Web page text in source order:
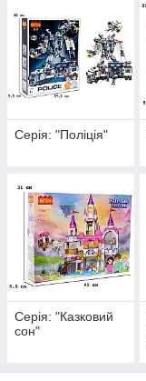
Серія: "Поліція"
Серія: "Казковий
сон"